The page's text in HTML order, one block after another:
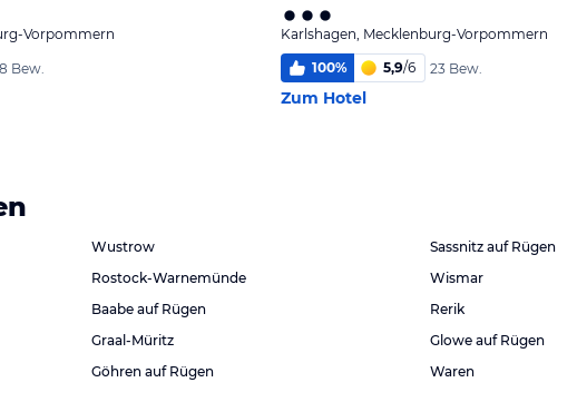
Vorpommern
Bew.
Karlshagen, Mecklenburg-Vorpommern
100% 5,9/6 23 Bew.
Zum Hotel
Wustrow
Rostock-Warnemünde
Baabe auf Rügen
Graal-Müritz
Göhren auf Rügen
Sassnitz auf Rügen
Wismar
Rerik
Glowe auf Rügen
Waren